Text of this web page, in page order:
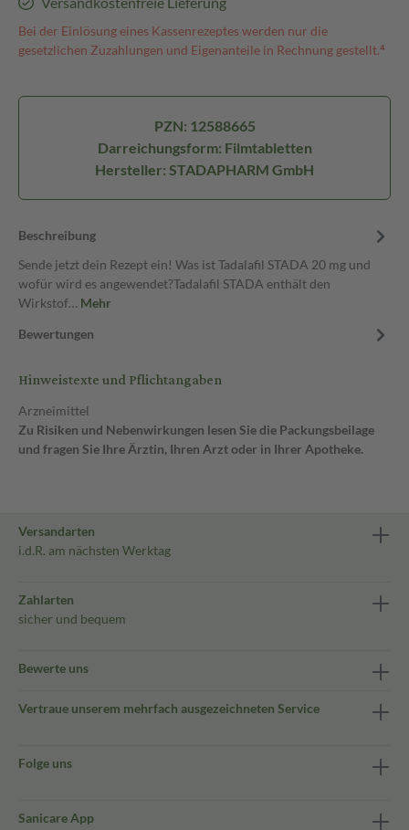
Bei der Einlösung eines Kassenrezeptes werden nur die
gesetzlichen Zuzahlungen und Eigenanteile in Rechnung gestellt.⁴
PZN: 12588665
Darreichungsform: Filmtabletten
Hersteller: STADAPHARM GmbH
Beschreibung
Sende jetzt dein Rezept ein! Was ist Tadalafil STADA 20 mg und
wofür wird es angewendet?Tadalafil STADA enthält den
Wirkstof… Mehr
Bewertungen
Hinweistexte und Pflichtangaben
Arzneimittel
Zu Risiken und Nebenwirkungen lesen Sie die Packungsbeilage
und fragen Sie Ihre Ärztin, Ihren Arzt oder in Ihrer Apotheke.
Versandarten
i.d.R. am nächsten Werktag
Zahlarten
sicher und bequem
Bewerte uns
Vertraue unserem mehrfach ausgezeichneten Service
Folge uns
Sanicare App